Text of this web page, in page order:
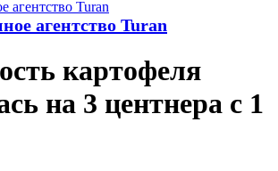
агентство Turan
картофеля
на 3 центнера с 1